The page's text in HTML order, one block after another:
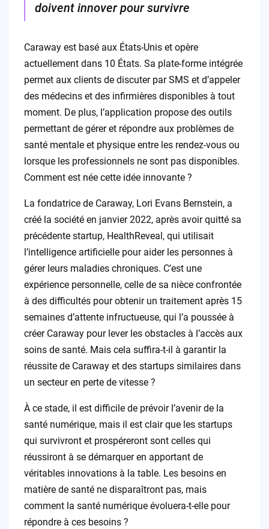
doivent innover pour survivre
Caraway est basé aux États-Unis et opère
actuellement dans 10 États. Sa plate-forme intégrée
permet aux clients de discuter par SMS et d’appeler
des médecins et des infirmières disponibles à tout
moment. De plus, l’application propose des outils
permettant de gérer et répondre aux problèmes de
santé mentale et physique entre les rendez-vous ou
lorsque les professionnels ne sont pas disponibles.
Comment est née cette idée innovante ?
La fondatrice de Caraway, Lori Evans Bernstein, a
créé la société en janvier 2022, après avoir quitté sa
précédente startup, HealthReveal, qui utilisait
l’intelligence artificielle pour aider les personnes à
gérer leurs maladies chroniques. C’est une
expérience personnelle, celle de sa nièce confrontée
à des difficultés pour obtenir un traitement après 15
semaines d’attente infructueuse, qui l’a poussée à
créer Caraway pour lever les obstacles à l’accès aux
soins de santé. Mais cela suffira-t-il à garantir la
réussite de Caraway et des startups similaires dans
un secteur en perte de vitesse ?
À ce stade, il est difficile de prévoir l’avenir de la
santé numérique, mais il est clair que les startups
qui survivront et prospéreront sont celles qui
réussiront à se démarquer en apportant de
véritables innovations à la table. Les besoins en
matière de santé ne disparaîtront pas, mais
comment la santé numérique évoluera-t-elle pour
répondre à ces besoins ?